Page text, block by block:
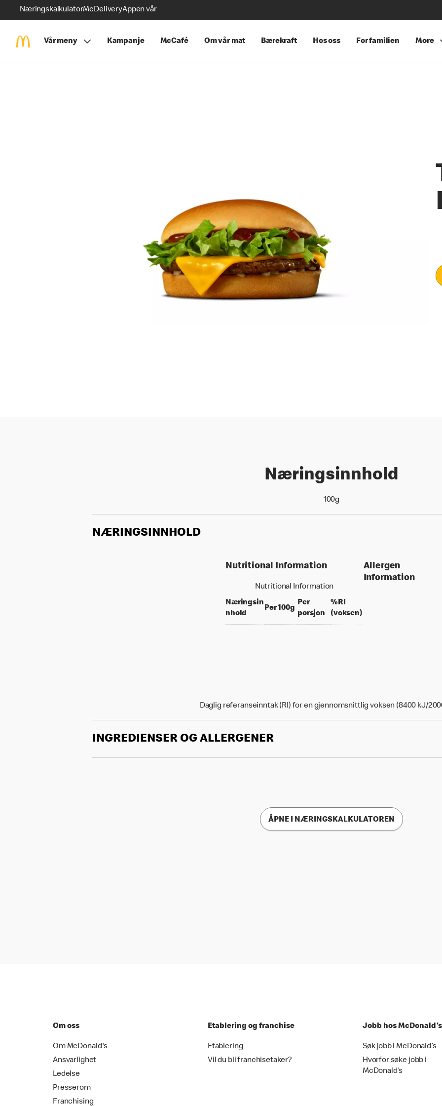
NæringskalkulatorMcDeliveryAppen vår
Vår meny Kampanje McCafé Om vår mat Bærekraft Hos oss For familien More
Næringsinnhold
100g
NÆRINGSINNHOLD
Nutritional Information
Nutritional Information
Næringsin
nhold
Per 100gper 100 grams
Per
porsjonper portion
%RI
(voksen)% daily value for an
Allergen
Information
Daglig referanseinntak (RI) for en gjennomsnittlig voksen (8400 kJ/
INGREDIENSER OG ALLERGENER
ÅPNE I NÆRINGSKALKULATOREN
Om oss
Om McDonald's
Ansvarlighet
Ledelse
Presserom
Franchising
Etablering og franchise
Etablering
Vil du bli franchisetaker?
Jobb hos McDonald's
Søk jobb i McDonald’s
Hvorfor søke jobb i
McDonald’s